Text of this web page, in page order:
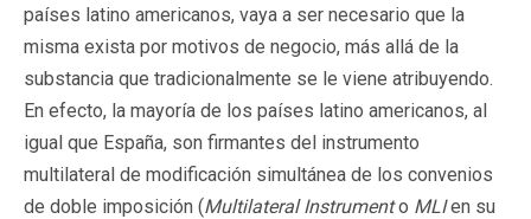
países latino americanos, vaya a ser necesario que la
misma exista por motivos de negocio, más allá de la
substancia que tradicionalmente se le viene atribuyendo.
En efecto, la mayoría de los países latino americanos, al
igual que España, son firmantes del instrumento
multilateral de modificación simultánea de los convenios
de doble imposición (Multilateral Instrumento MLIen su